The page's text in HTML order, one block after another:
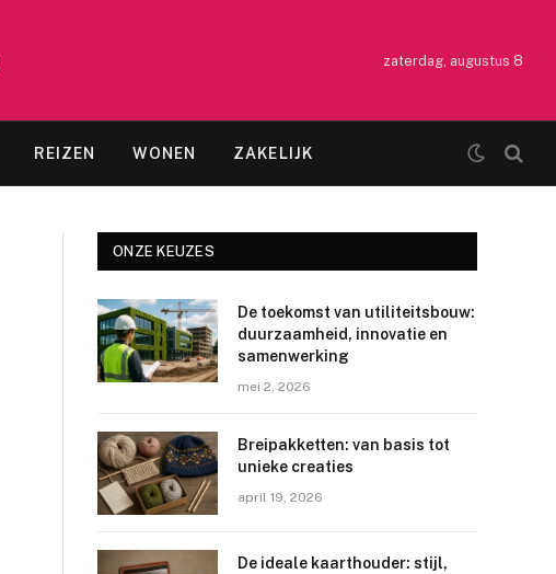
zaterdag, augustus 8
REIZEN WONEN ZAKELIJK
ONZE KEUZES
De toekomst van utiliteitsbouw:
duurzaamheid, innovatie en
samenwerking
mei 2, 2026
Breipakketten: van basis tot
unieke creaties
april 19, 2026
De ideale kaarthouder: stijl,